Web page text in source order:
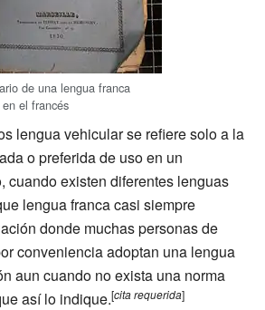
de una lengua franca
el francés
lengua vehicular se refiere solo a la
o preferida de uso en un
cuando existen diferentes lenguas
lengua franca casi siempre
donde muchas personas de
conveniencia adoptan una lengua
aun cuando no exista una norma
así lo indique.[citarequerida]